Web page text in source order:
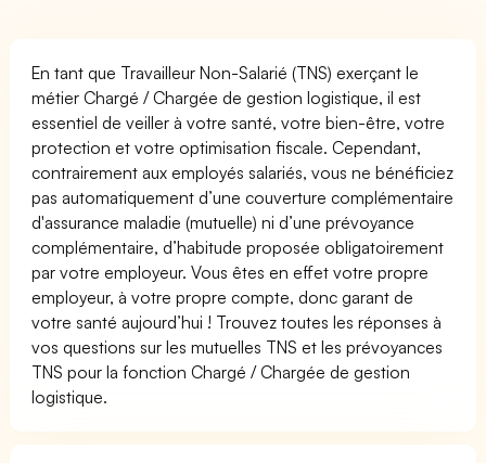
En tant que Travailleur Non-Salarié (TNS) exerçant le
métier Chargé / Chargée de gestion logistique, il est
essentiel de veiller à votre santé, votre bien-être, votre
protection et votre optimisation fiscale. Cependant,
contrairement aux employés salariés, vous ne bénéficiez
pas automatiquement d’une couverture complémentaire
d'assurance maladie (mutuelle) ni d’une prévoyance
complémentaire, d’habitude proposée obligatoirement
par votre employeur. Vous êtes en effet votre propre
employeur, à votre propre compte, donc garant de
votre santé aujourd’hui ! Trouvez toutes les réponses à
vos questions sur les mutuelles TNS et les prévoyances
TNS pour la fonction Chargé / Chargée de gestion
logistique.